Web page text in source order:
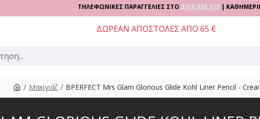
ΤΗΛΕΦΩΝΙΚΕΣ ΠΑΡΑΓΓΕΛΙΕΣ ΣΤΟ 2310.028.375| ΚΑΘΗΜΕΡΙΝΑ
ΔΩΡΕΑΝ ΑΠΟΣΤΟΛΕΣ ΑΠΟ 65 €
Μακιγιάζ BPERFECT Mrs Glam Glorious Glide Kohl Liner Pencil -